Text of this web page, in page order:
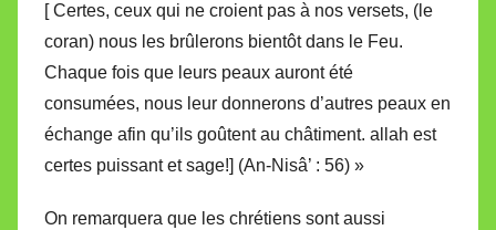
[ Certes, ceux qui ne croient pas à nos versets, (le
coran) nous les brûlerons bientôt dans le Feu.
Chaque fois que leurs peaux auront été
consumées, nous leur donnerons d’autres peaux en
échange afin qu’ils goûtent au châtiment. allah est
certes puissant et sage!] (An-Nisâ’ : 56) »
On remarquera que les chrétiens sont aussi